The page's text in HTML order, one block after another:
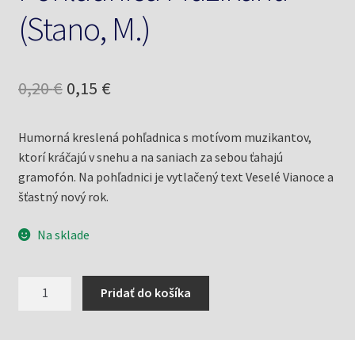
(Stano, M.)
0,20€ Pôvodná
bola:
0,20 €.
0,15 €Aktuálna
je:
0,15 €.
Humorná kreslená pohľadnica s motívom muzikantov,
ktorí kráčajú v snehu a na saniach za sebou ťahajú
gramofón. Na pohľadnici je vytlačený text Veselé Vianoce a
šťastný nový rok.
Na sklade
Pridať do košíka